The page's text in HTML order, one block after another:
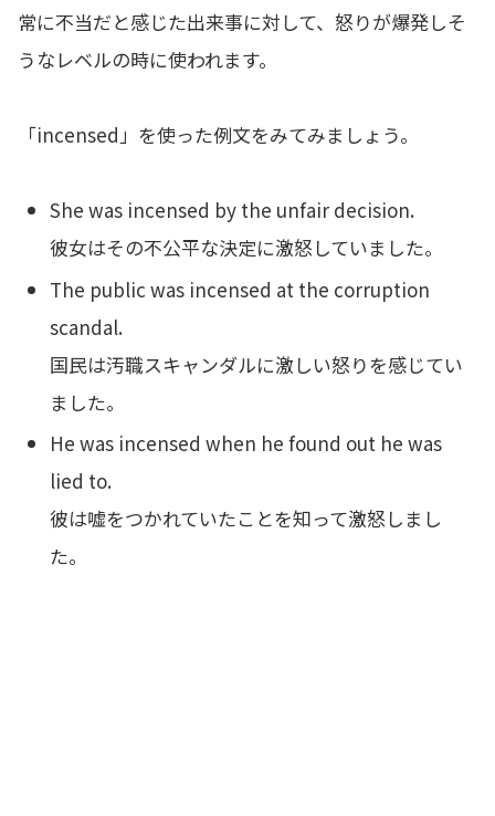
常に不当だと感じた出来事に対して、怒りが爆発しそ
うなレベルの時に使われます。
「incensed」を使った例文をみてみましょう。
She was incensed by the unfair decision.
彼女はその不公平な決定に激怒していました。
The public was incensed at the corruption
scandal.
国民は汚職スキャンダルに激しい怒りを感じてい
ました。
He was incensed when he found out he was
lied to.
彼は嘘をつかれていたことを知って激怒しまし
た。